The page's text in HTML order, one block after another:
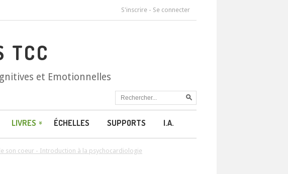
S'inscrire - Se connecter
TCC
et Emotionnelles
LIVRES ÉCHELLES SUPPORTS I.A.
son coeur - Introduction à la psychocardiologie